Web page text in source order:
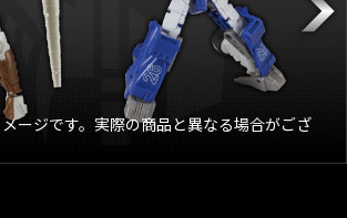
ージです。実際の商品と異なる場合がござ